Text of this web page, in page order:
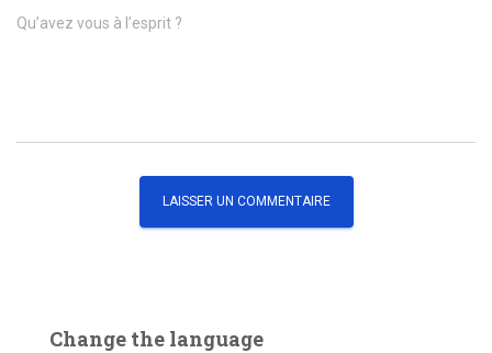
Qu’avez vous à l’esprit ?
Change the language